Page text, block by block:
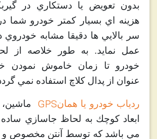
بدون تعويض يا دستكاري در
هزينه اي بسيار كمتر خودرو شما
سر بالايي ها دقيقا مشابه خودروي
عمل نمايد. به طور خلاصه از
خودرو تا زمان خاموش نمودن
عنوان از پدال كلاچ استفاده نمي
ردياب خودرو يا همانGPS
ابعاد كوچك به لحاظ جاسازي ساده
مي باشد كه توسط آنتن مخصوص و